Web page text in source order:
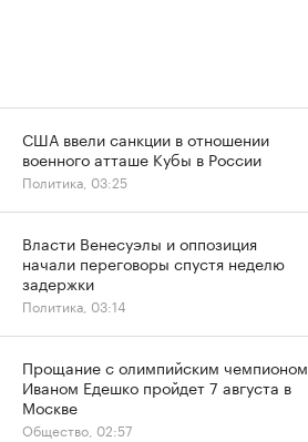
США ввели санкции в отношении
военного атташе Кубы в России
Политика, 03:25
Власти Венесуэлы и оппозиция
начали переговоры спустя неделю
задержки
Политика, 03:14
Прощание с олимпийским чемпионом
Иваном Едешко пройдет 7 августа в
Москве
Общество, 02:57